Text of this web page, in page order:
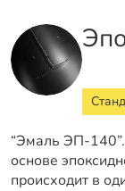
“Эмаль ЭП-
основе
происходит в